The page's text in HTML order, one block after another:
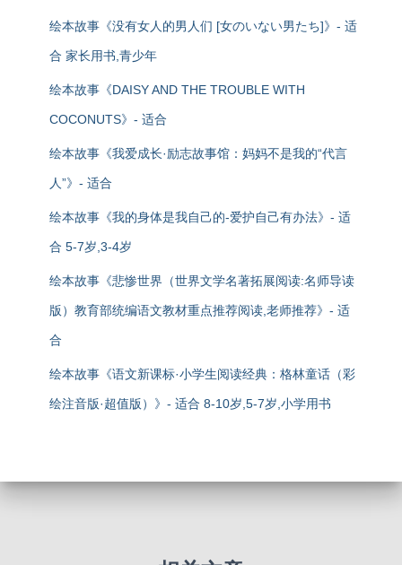
绘本故事《没有女人的男人们 [女のいない男たち]》- 适
合 家长用书,青少年
绘本故事《DAISY AND THE TROUBLE WITH
COCONUTS》- 适合
绘本故事《我爱成长·励志故事馆：妈妈不是我的“代言
人”》- 适合
绘本故事《我的身体是我自己的-爱护自己有办法》- 适
合 5-7岁,3-4岁
绘本故事《悲惨世界（世界文学名著拓展阅读:名师导读
版）教育部统编语文教材重点推荐阅读,老师推荐》- 适
合
绘本故事《语文新课标·小学生阅读经典：格林童话（彩
绘注音版·超值版）》- 适合 8-10岁,5-7岁,小学用书